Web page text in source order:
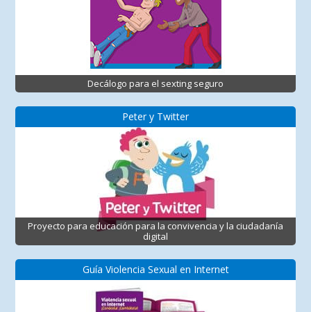
Decálogo para el sexting seguro
Peter y Twitter
Proyecto para educación para la convivencia y la ciudadanía
digital
Guía Violencia Sexual en Internet